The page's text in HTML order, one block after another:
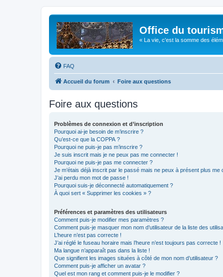
Office du
« La vie, c'est la somme des
FAQ
Accueil du forum Foire aux questions
Foire aux questions
Problèmes de connexion et d’inscription
Pourquoi ai-je besoin de m’inscrire ?
Qu’est-ce que la COPPA ?
Pourquoi ne puis-je pas m’inscrire ?
Je suis inscrit mais je ne peux pas me connecter !
Pourquoi ne puis-je pas me connecter ?
Je m’étais déjà inscrit par le passé mais ne peux à présent plus me
J’ai perdu mon mot de passe !
Pourquoi suis-je déconnecté automatiquement ?
À quoi sert « Supprimer les cookies » ?
Préférences et paramètres des utilisateurs
Comment puis-je modifier mes paramètres ?
Comment puis-je masquer mon nom d’utilisateur de la liste des
L’heure n’est pas correcte !
J’ai réglé le fuseau horaire mais l’heure n’est toujours pas correcte !
Ma langue n’apparaît pas dans la liste !
Que signifient les images situées à côté de mon nom d’utilisateur ?
Comment puis-je afficher un avatar ?
Quel est mon rang et comment puis-je le modifier ?